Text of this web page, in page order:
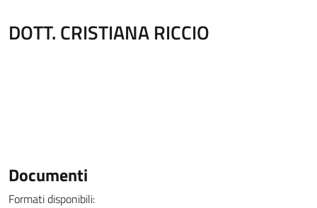
DOTT. CRISTIANA RICCIO
Documenti
Formati disponibili: